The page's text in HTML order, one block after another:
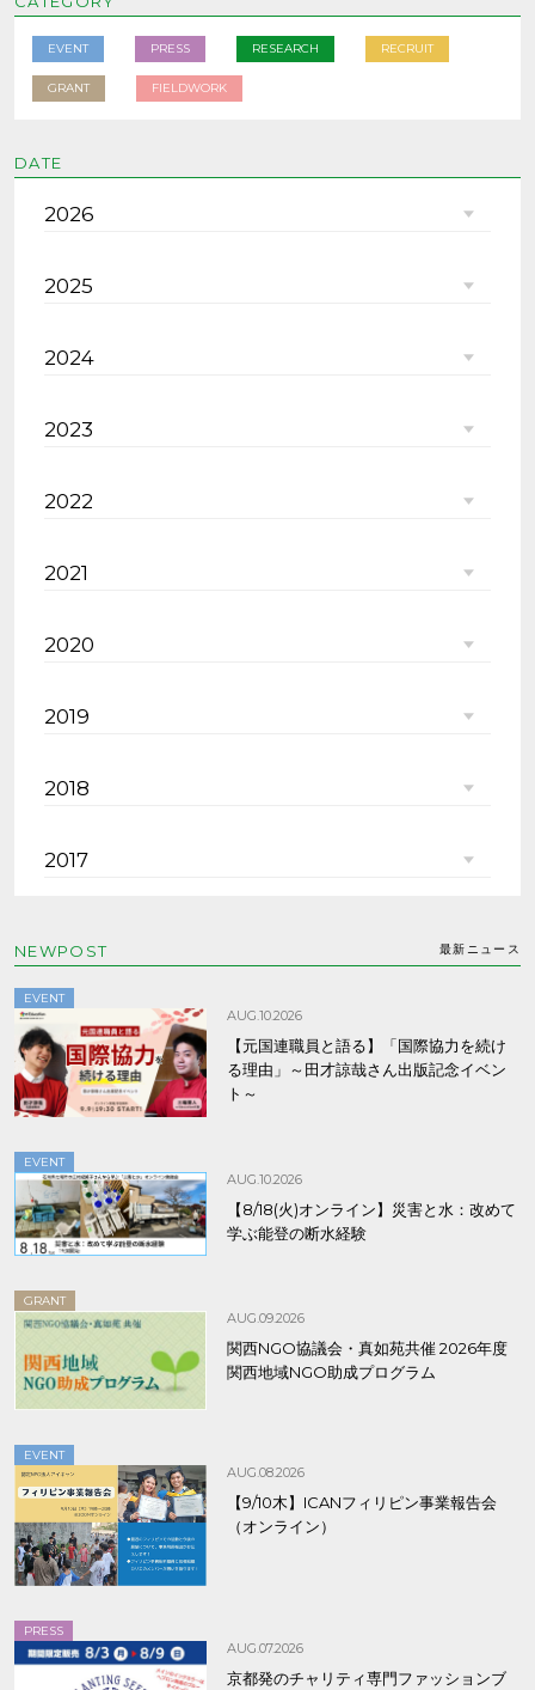
EVENT PRESS RESEARCH RECRUIT
GRANT FIELDWORK
DATE
2026
2025
2024
2023
2022
2021
2020
2019
2018
2017
NEWPOST 最新ニュース
EVENT
AUG.10.2026
【元国連職員と語る】「国際協力を続け
る理由」～田才諒哉さん出版記念イベン
ト～
EVENT
AUG.10.2026
【8/18(火)オンライン】災害と水：改めて
学ぶ能登の断水経験
GRANT
AUG.09.2026
関西NGO協議会・真如苑共催 2026年度
関西地域NGO助成プログラム
EVENT
AUG.08.2026
【9/10木】ICANフィリピン事業報告会
（オンライン）
PRESS
AUG.07.2026
京都発のチャリティ専門ファッションブ